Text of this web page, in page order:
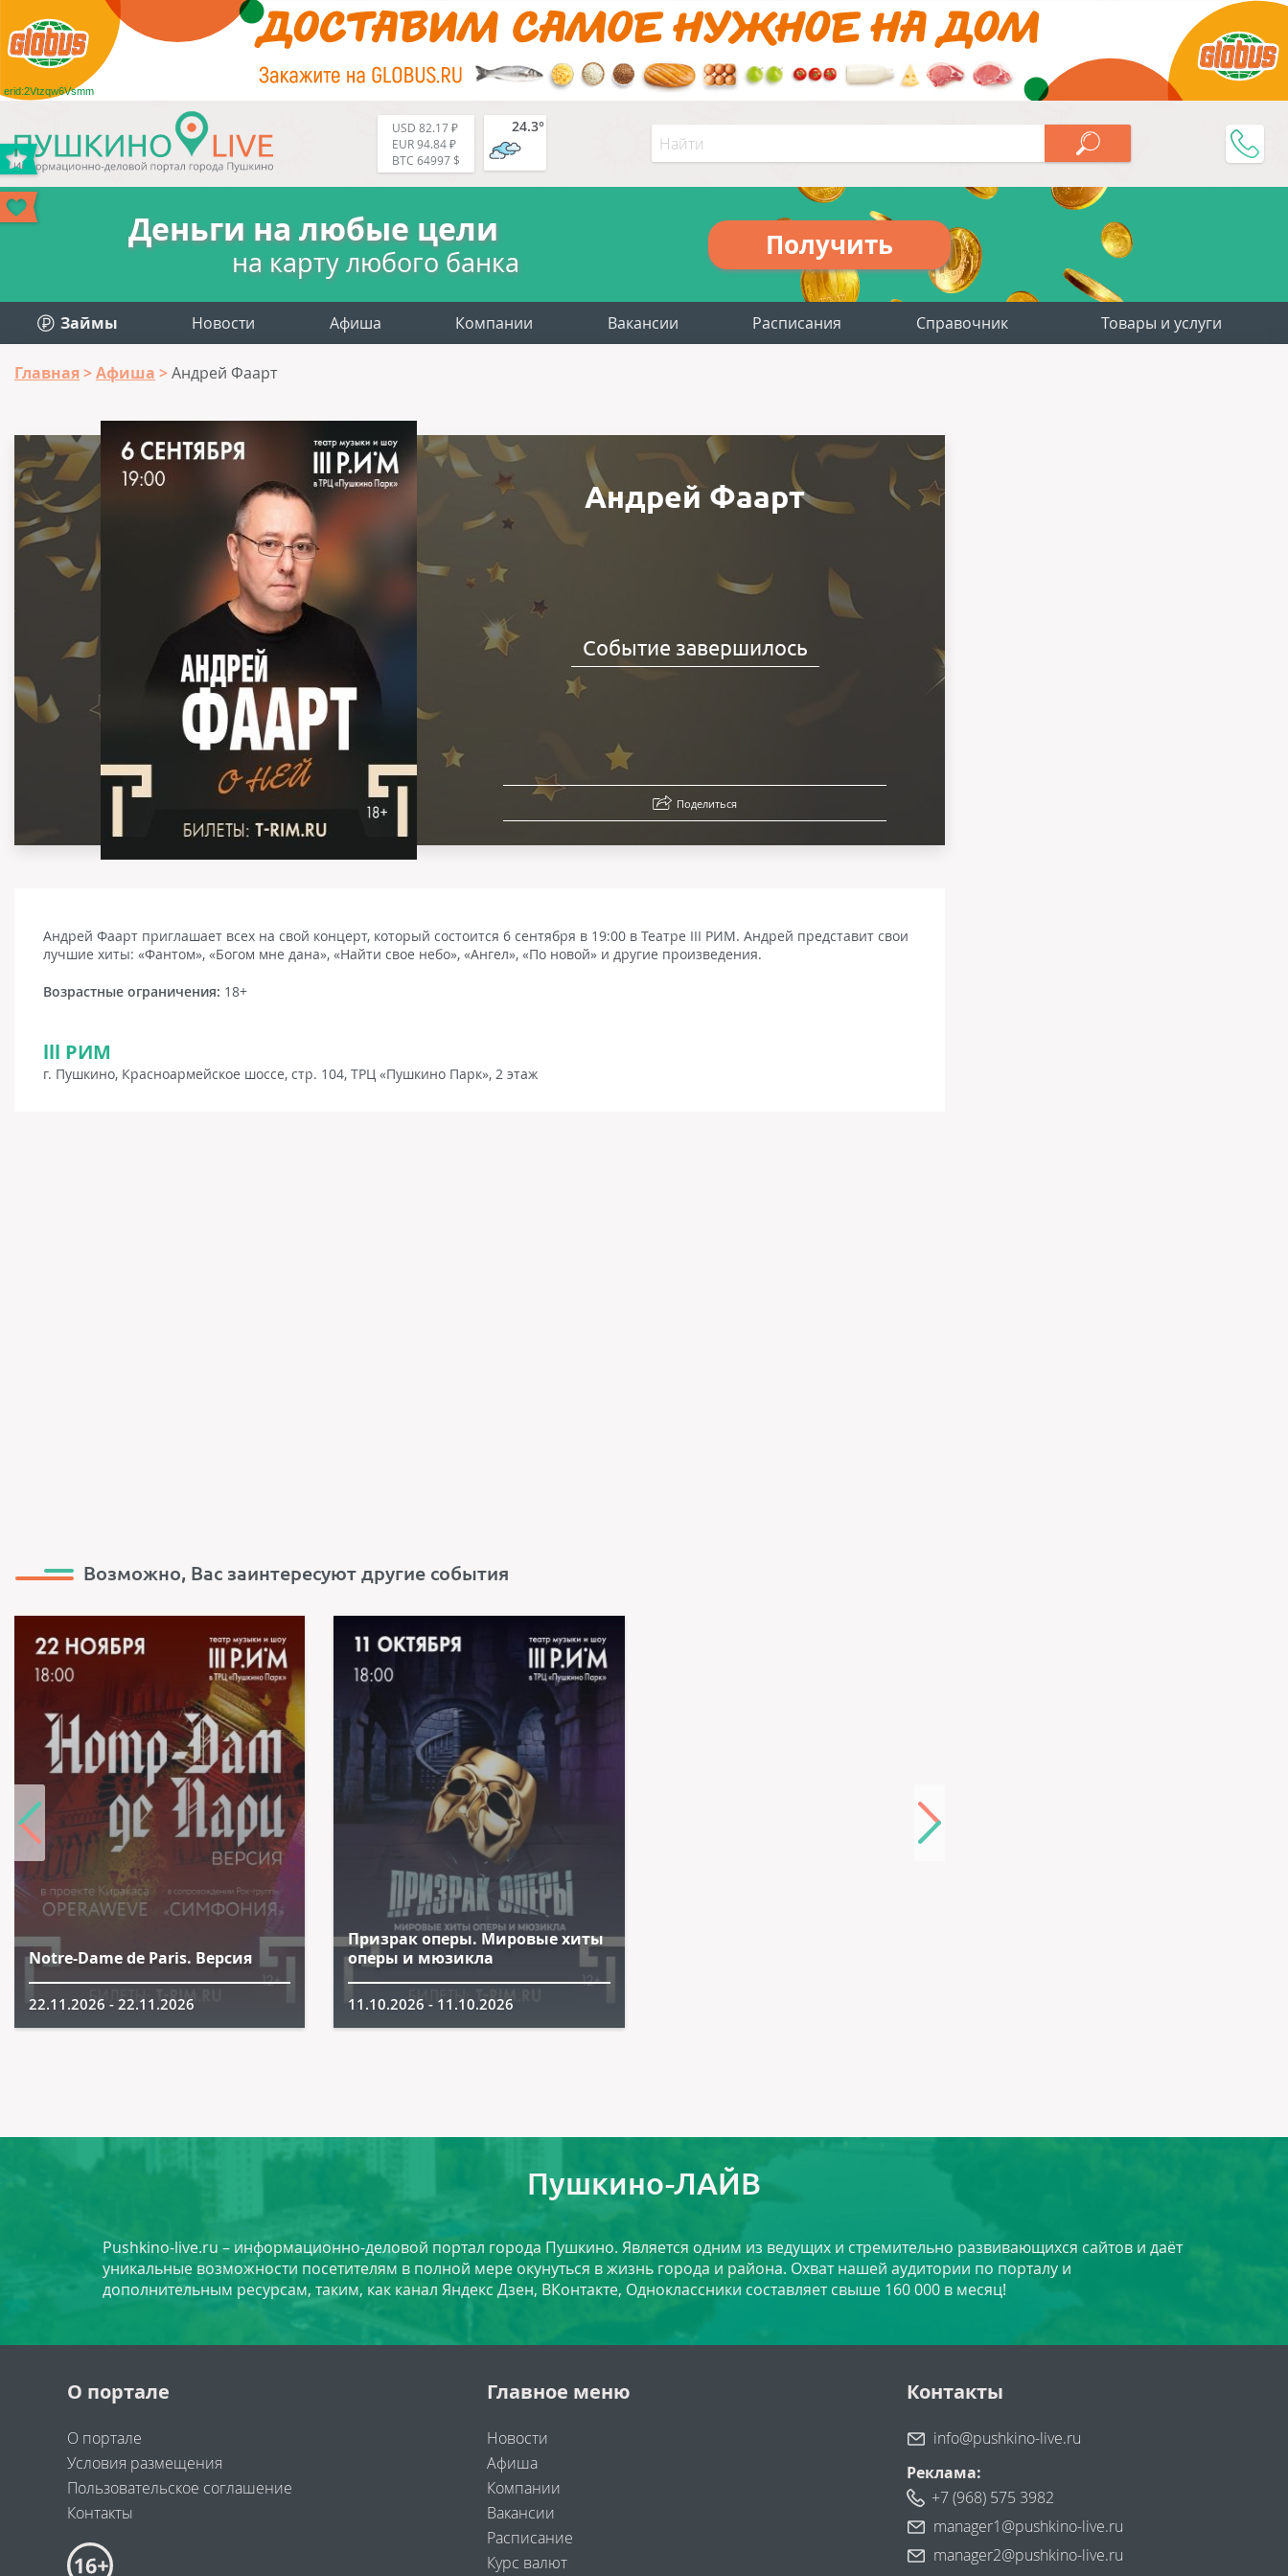
erid:2Vtzqw6Vsmm
USD 82.17 ₽
EUR 94.84 ₽
BTC 64997 $
24.3°
Деньги на любые цели
на карту любого банка
Получить
Займы Новости Афиша Компании Вакансии Расписания Справочник Товары и услуги
Главная Афиша Андрей Фаарт
Андрей Фаарт
Событие завершилось
Поделиться
Андрей Фаарт приглашает всех на свой концерт, который состоится 6 сентября в 19:00 в Театре III РИМ. Андрей представит свои
лучшие хиты: «Фантом», «Богом мне дана», «Найти свое небо», «Ангел», «По новой» и другие произведения.
Возрастные ограничения: 18+
lll РИМ
г. Пушкино, Красноармейское шоссе, стр. 104, ТРЦ «Пушкино Парк», 2 этаж
Возможно, Вас заинтересуют другие события
Notre-Dame de Paris. Версия
22.11.2026 - 22.11.2026
Призрак оперы. Мировые хиты
оперы и мюзикла
11.10.2026 - 11.10.2026
Пушкино-ЛАЙВ
Pushkino-live.ru – информационно-деловой портал города Пушкино. Является одним из ведущих и стремительно развивающихся сайтов и даёт
уникальные возможности посетителям в полной мере окунуться в жизнь города и района. Охват нашей аудитории по порталу и
дополнительным ресурсам, таким, как канал Яндекс Дзен, ВКонтакте, Одноклассники составляет свыше 160 000 в месяц!
О портале
О портале
Условия размещения
Пользовательское соглашение
Контакты
Главное меню
Новости
Афиша
Компании
Вакансии
Расписание
Курс валют
Контакты
info@pushkino-live.ru
Реклама:
+7 (968) 575 3982
manager1@pushkino-live.ru
manager2@pushkino-live.ru